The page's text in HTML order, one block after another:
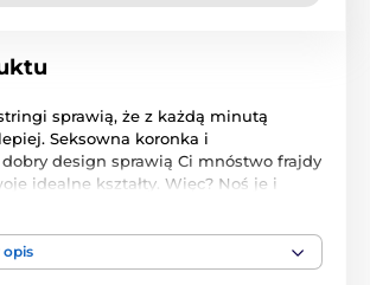
sprawią, że z każdą minutą
Seksowna koronka i
design sprawią Ci mnóstwo frajdy
idealne kształty. Więc? Noś je i
do zabawy!- urocze błyszczące
- trójkątna część z tyłu podkreśla
opis